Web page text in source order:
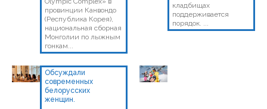
провинции Канвондо
(Республика Корея),
национальная сборная
Монголии по лыжным
гонкам...
кладбищах
поддерживается
порядок. ...
Обсуждали
современных
белорусских
женщин.